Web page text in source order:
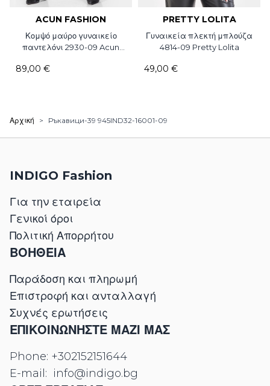
ACUN FASHION
Κομψό μαύρο γυναικείο
παντελόνι 2930-09 Acun
89,00 €
PRETTY LOLITA
Γυναικεία πλεκτή μπλούζα
4814-09 Pretty Lolita
49,00 €
Αρχική > Ръкавици-39 945IND32-16001-09
INDIGO Fashion
Για την εταιρεία
Γενικοί όροι
Πολιτική Απορρήτου
ΒΟΗΘΕΙΑ
Παράδοση και πληρωμή
Επιστροφή και ανταλλαγή
Συχνές ερωτήσεις
ΕΠΙΚΟΙΝΩΝΉΣΤΕ ΜΑΖΊ ΜΑΣ
Phone: +302152151644
E-mail: info@indigo.bg